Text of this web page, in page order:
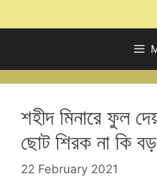
শহীদ মিনারে ফুল
ছোট শিরক না কি
22 February 2021